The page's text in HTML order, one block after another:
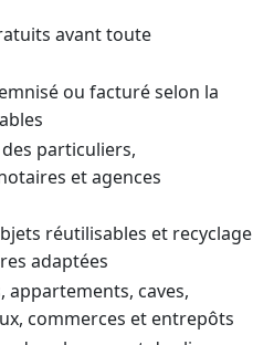
avant toute
ou facturé selon la
particuliers,
et agences
réutilisables et recyclage
adaptées
appartements, caves,
commerces et entrepôts